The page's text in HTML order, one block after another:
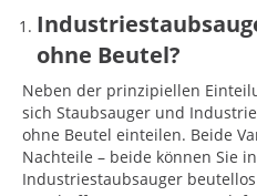
ohne Beutel?
Neben der prinzipiellen
sich Staubsauger und
ohne Beutel einteilen. Beide
Nachteile – beide können Sie
Industriestaubsauger